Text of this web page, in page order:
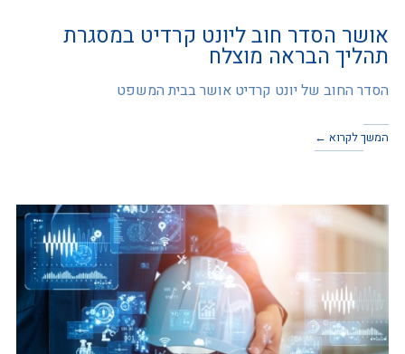
אושר הסדר חוב ליונט קרדיט במסגרת
תהליך הבראה מוצלח
הסדר החוב של יונט קרדיט אושר בבית המשפט
המשך לקרוא ←